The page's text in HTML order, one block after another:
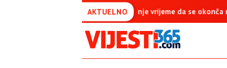
AKTUELNO
vrijeme da se okonča najdugovječniji protektorat u Evropi